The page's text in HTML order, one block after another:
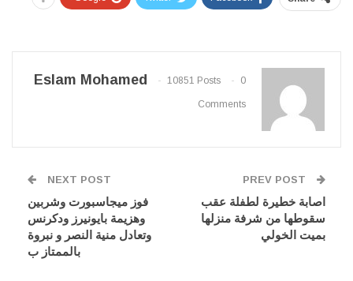
Eslam Mohamed 10851 Posts 0
Comments
اصابة خطيرة لطفلة عقب
سقوطها من شرفة منزلها
بميت الخولي
NEXT POST
فوز ميجاسبورت وشربين
وهزيمة بايونيرز ودكرنس
وتعادل منية النصر و نبروة
بالممتاز ب